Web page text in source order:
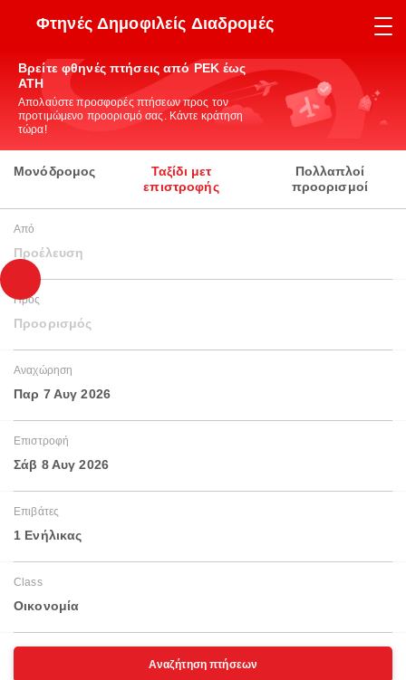
Φτηνές Δημοφιλείς Διαδρομές
Βρείτε φθηνές πτήσεις από PEK έως
ATH
Απολαύστε προσφορές πτήσεων προς τον
προτιμώμενο προορισμό σας. Κάντε κράτηση
τώρα!
Μονόδρομος
Ταξίδι μετ
επιστροφής
Πολλαπλοί
προορισμοί
Από
Προέλευση
Προς
Προορισμός
Αναχώρηση
Παρ 7 Αυγ 2026
Επιστροφή
Σάβ 8 Αυγ 2026
Επιβάτες
1 Ενήλικας
Class
Οικονομία
Αναζήτηση πτήσεων